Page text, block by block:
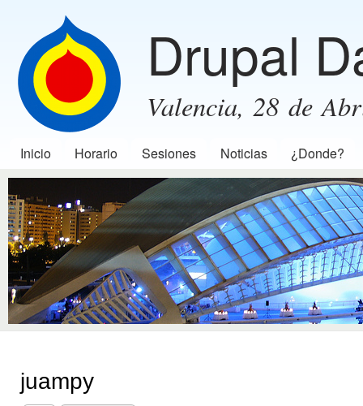
Drupal
Valencia, 28 de
Menú principal
Inicio Horario Sesiones Noticias ¿Donde?
juampy